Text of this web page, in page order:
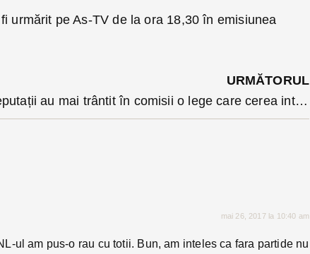
urmărit pe As-TV de la ora 18,30 în emisiunea
URMĂTORUL
Deputații au mai trântit în comisii o lege care cerea introducerea mesei calde în școli. Era susținută de zeci de parlamentari de toate culorile politice
mai 26, 2017 la 10:40 am
ul am pus-o rau cu totii. Bun, am inteles ca fara partide nu